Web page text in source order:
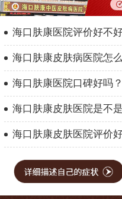
海口肤康医院评价好不
海口肤康皮肤病医院怎
海口肤康医院口碑好吗
海口肤康皮肤医院是不
海口肤康皮肤医院评价